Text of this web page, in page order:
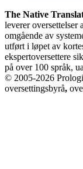
The Native
leverer oversettelser
omgående av
utført i løpet av
ekspertoversettere
på over 100 språk,
© 2005-2026
oversettingsbyrå,